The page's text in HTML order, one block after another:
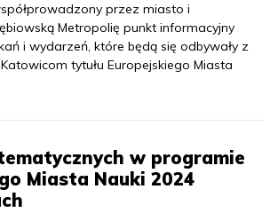
przez miasto i
Metropolię punkt informacyjny
i wydarzeń, które będą się odbywały z
tytułu Europejskiego Miasta
w programie
Miasta Nauki 2024